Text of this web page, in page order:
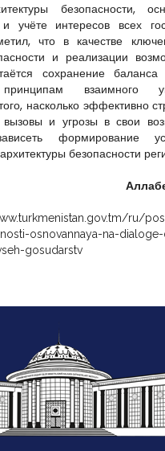
безопасности,
учёте интересов всех
что в качестве
и реализации
сохранение
принципам взаимного
насколько эффективно
вызовы и угрозы в свои
формирование
безопасности
ru/
osnovannaya-na-
gosudarstv